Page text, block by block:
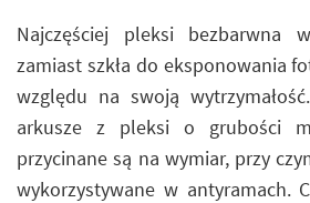
Najczęściej pleksi bezbarwna
zamiast szkła do eksponowania
względu na swoją
arkusze z pleksi o grubości
przycinane są na wymiar, przy
wykorzystywane w antyramach.